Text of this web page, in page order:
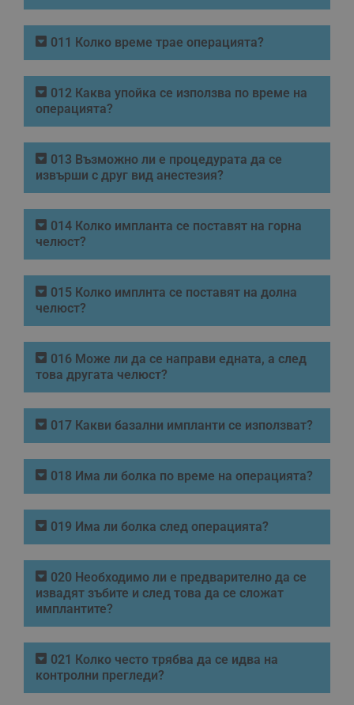
011 Колко време трае операцията?
012 Каква упойка се използва по време на
операцията?
013 Възможно ли е процедурата да се
извърши с друг вид анестезия?
014 Колко импланта се поставят на горна
челюст?
015 Колко имплнта се поставят на долна
челюст?
016 Може ли да се направи едната, а след
това другата челюст?
017 Какви базални импланти се използват?
018 Има ли болка по време на операцията?
019 Има ли болка след операцията?
020 Необходимо ли е предварително да се
извадят зъбите и след това да се сложат
имплантите?
021 Колко често трябва да се идва на
контролни прегледи?